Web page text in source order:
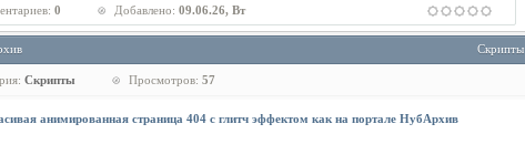
0 Добавлено: 09.06.26, Вт
Скрипты
Скрипты Просмотров: 57
анимированная страница 404 с глитч эффектом как на портале НубАрхив